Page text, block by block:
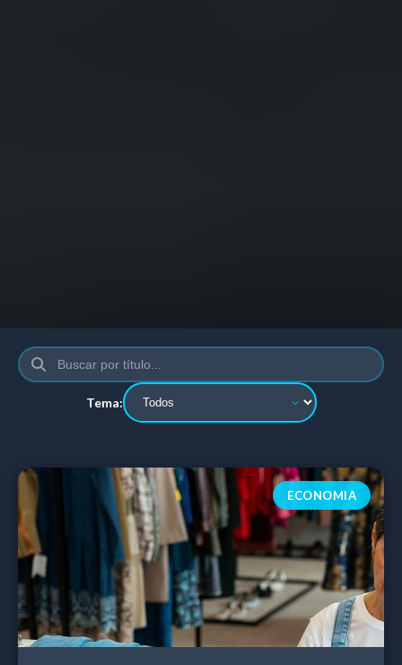
Tema:
ECONOMIA